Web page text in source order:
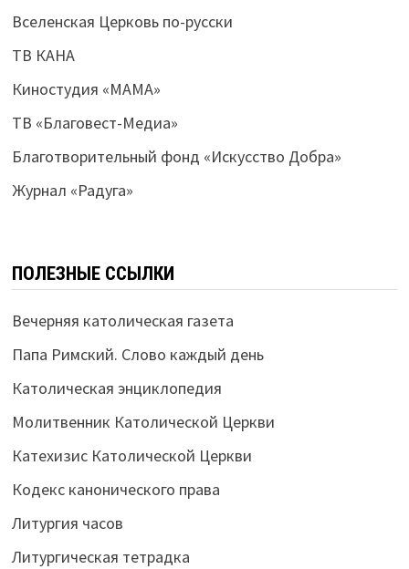
Вселенская Церковь по-русски
ТВ КАНА
Киностудия «МАМА»
ТВ «Благовест-Медиа»
Благотворительный фонд «Искусство Добра»
Журнал «Радуга»
ПОЛЕЗНЫЕ ССЫЛКИ
Вечерняя католическая газета
Папа Римский. Слово каждый день
Католическая энциклопедия
Молитвенник Католической Церкви
Катехизис Католической Церкви
Кодекс канонического права
Литургия часов
Литургическая тетрадка